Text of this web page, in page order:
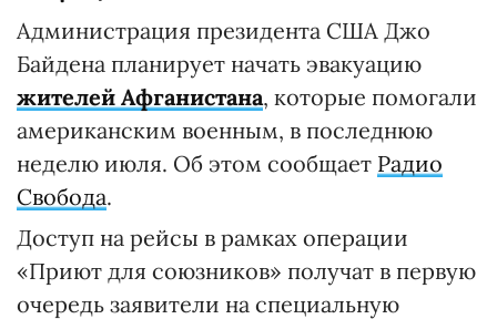
Администрация президента США Джо
Байдена планирует начать эвакуацию
жителей Афганистана, которые помогали
американским военным, в последнюю
неделю июля. Об этом сообщает Радио
Свобода.
Доступ на рейсы в рамках операции
«Приют для союзников» получат в первую
очередь заявители на специальную